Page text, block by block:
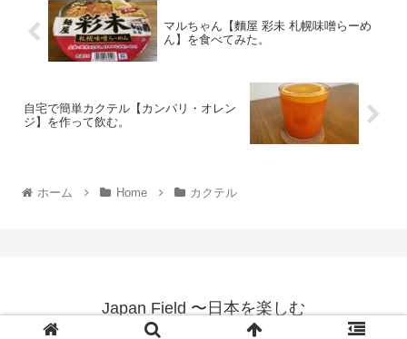
マルちゃん【麵屋 彩未 札幌味噌らーめ
ん】を食べてみた。
自宅で簡単カクテル【カンパリ・オレン
ジ】を作って飲む。
ホーム Home カクテル
Japan Field 〜日本を楽しむ
© 2021 Japan Field 〜日本を楽しむ.